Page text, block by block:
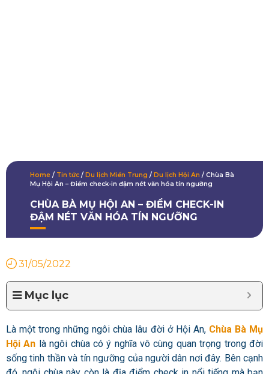
Home / Tin tức / Du lịch Miền Trung / Du lịch Hội An / Chùa Bà
Mụ Hội An – Điểm check-in đậm nét văn hóa tín ngưỡng
CHÙA BÀ MỤ HỘI AN – ĐIỂM CHECK-IN
ĐẬM NÉT VĂN HÓA TÍN NGƯỠNG
31/05/2022
Mục lục
Là một trong những ngôi chùa lâu đời ở Hội An,Chùa Bà Mụ
Hội An là ngôi chùa có ý nghĩa vô cùng quan trọng trong đời
sống tinh thần và tín ngưỡng của người dân nơi đây. Bên cạnh